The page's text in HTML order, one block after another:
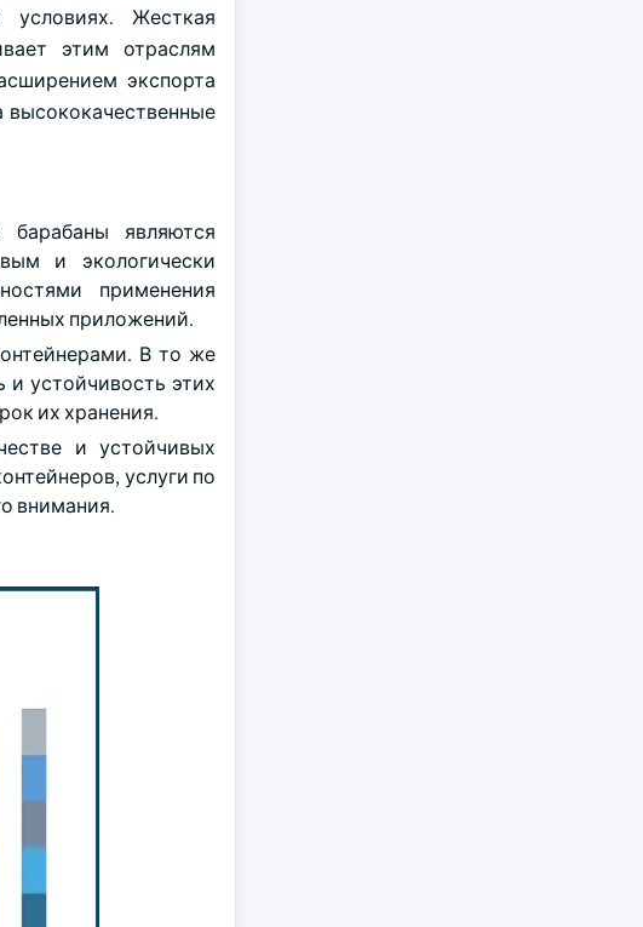
условиях. Жесткая
этим отраслям
экспорта
являются
и экологически
применения
приложений.
В то же
и устойчивость этих
их хранения.
и устойчивых
услуги по
внимания.